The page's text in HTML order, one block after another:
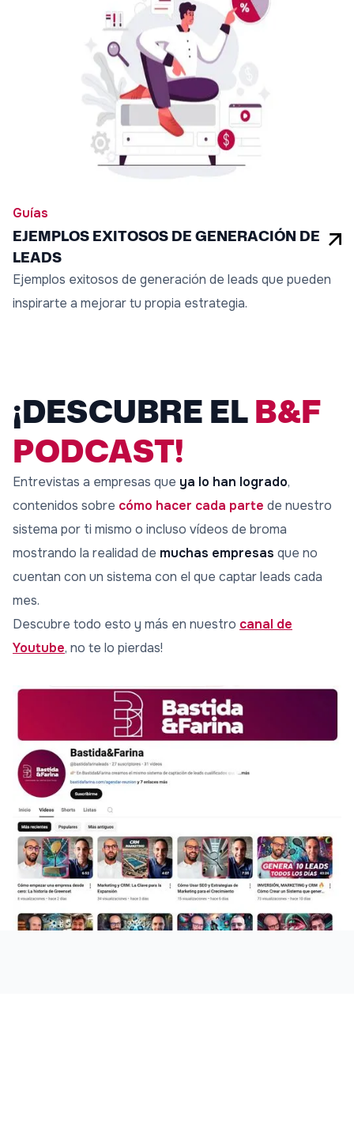
Guías
EJEMPLOS EXITOSOS DE GENERACIÓN DE
LEADS
Ejemplos exitosos de generación de leads que pueden
inspirarte a mejorar tu propia estrategia.
¡DESCUBRE ELB&F
PODCAST!
Entrevistas a empresas que ya lo han logrado,
contenidos sobre cómo hacer cada parte de nuestro
sistema por ti mismo o incluso vídeos de broma
mostrando la realidad de muchas empresas que no
cuentan con un sistema con el que captar leads cada
mes.
Descubre todo esto y más en nuestro canal de
Youtube, no te lo pierdas!